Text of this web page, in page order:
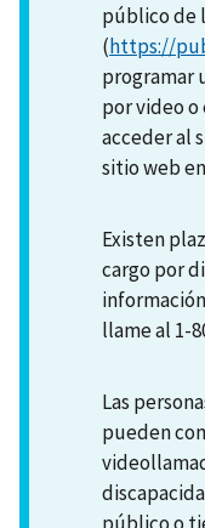
público de
(https://
programar
por video o
acceder al
sitio web en
Existen
cargo por
llame al 1-
Las
pueden
público o